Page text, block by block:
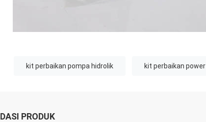
kit perbaikan pompa hidrolik kit perbaikan
PRODUK